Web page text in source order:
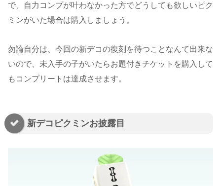
で、自力コンプが叶わなかった方でどうしても欲しいピク
ミンがいた場合は購入しましょう。
勿論自分は、今回の新デコの復刻を待つことなんて出来な
いので、未入手の子がいたらお題付きチケットを購入して
もコンプリートは達成させます。
新デコピクミンお披露目